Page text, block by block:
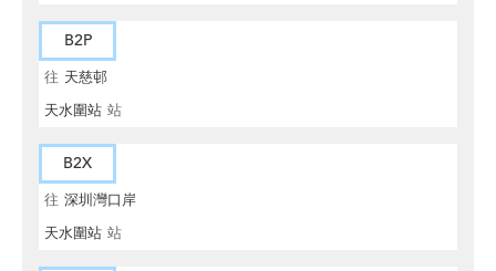
B2P
往 天慈邨
天水圍站 站
B2X
往 深圳灣口岸
天水圍站 站